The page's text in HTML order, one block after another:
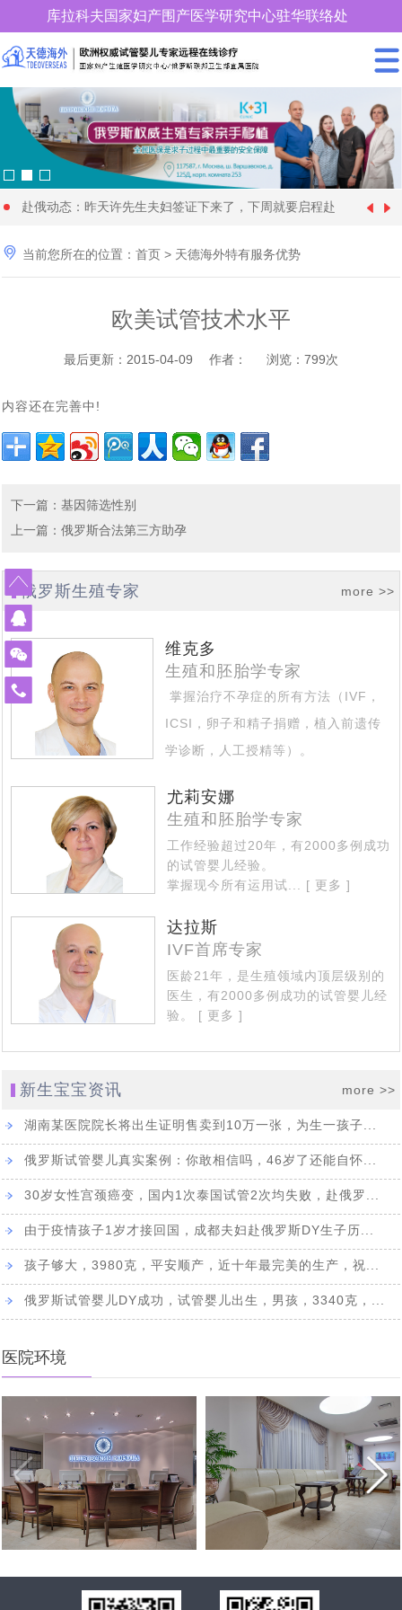
库拉科夫国家妇产围产医学研究中心驻华联络处
400-900-3185
赴俄动态：昨天许先生夫妇签证下来了，下周就要启程赴
[2024-09-20]
28 岁俄罗斯姑娘与57 岁的土耳其富商在格鲁吉亚代怀生
怀求子，现成功移植 [2024-08-28]
快要分娩了，马上8个月，俄罗斯试管婴儿机构开始为黄
女士找保姆了 [2024-08-11]
36岁单身女性赴俄罗斯找了一位同岁的代妈试管婴儿代怀
海外试管婴儿助孕有保障
孩子快6个月了，第一次真实看到了宝宝，中国的”父母很
激动 [2024-05-31]
对于女生结婚不愿生孩子，很多男生可以接受，但是不能
上个月赴俄罗斯试管婴儿助孕的陈先生的胚胎筛查结果出
来了， 5颗囊胚2颗过检（合格），2个男孩
有生育权 [2024-04-28]
南京夫妇赴俄罗斯试管婴儿求子，一边尝试自卵自怀一边
04-24]
已经能听到孩子心跳了
上周43岁陈先生夫妇赴俄罗斯试管婴儿求子，取得9颗卵
子8颗卵子成熟6颗成功受精5颗进入了囊胚阶段，超过了平均
水平 [2024-04-08]
血测HCG值为 398，上个月中旬赴俄罗斯要赴莫斯科做试
管婴儿一对常女士夫妇成功怀孕了 [2024-04-01]
刚刚检查显示胎儿已经三个月了，这对“夫妻”赴俄罗斯试
管助孕，男士在找卵妹借卵，女士找精卵银行借精 [2024-
03-25]
又有一波夫妻要赴俄罗斯做试管婴儿了，他们已经抵达了
莫斯科在做促排卵 [2024-03-18]
20多岁的小夫妻，国内试管婴儿移植5未着床，如果是你
该如何应对 [2024-03-13]
陕西姑娘与南京小伙赴俄罗斯自卵代孕上周已经完成取
卵，取12枚卵子，9枚成熟 ，期待后续胚胎培育结果
[2024-03-06]
今天收到白俄罗斯方面妊娠成功消息，又有一对90后南京
[2024-02-19]
什么能挡住我们为人父母的梦想_白俄罗斯代孕 [2024-01-
单身人群赴白俄罗斯代孕求子现状：买张机票就出发签证
都不用办_国外出生的孩子回出国上户口这样办 [2024-01-
外国人赴白俄罗斯代孕现状：法律是支持的，民众也是有
[2024-01-05]
莫斯科试管婴儿医院排名_在莫斯科的俄罗斯试管婴儿医
[2023-12-14]
白俄罗斯有启动免费预算体外受精计划，赴白俄罗斯做试
管婴儿或能省不少钱 [2023-12-11]
赴俄罗斯试管婴儿助孕的女性群体启动互帮模式：你帮我
挑代妈，我帮你看卵妹 [2023-11-17]
2023年中俄两国在加强经济贸易合作，同时还在医疗方面
签署医学领域合作意向书 [2023-11-02]
2023年11月10日正式落实中哈免签政策，为中国有赴海
外试管婴儿助孕需求的朋友带来福音 [2023-10-24]
43年杨女士今天进入试管婴儿周期，出现下腹部中度疼痛
公，孩子得要一个
做试管婴儿给我们带来了什么?45岁失独妈妈做俄罗斯试
管婴儿终好孕 [2023-07-12]
从千分之五到79.3%的活产率，俄罗斯第三代试管婴儿科
技助力实现双胞胎梦想 [2023-07-07]
我国已有100多万个“失独”家庭，俄罗斯代孕与试管婴儿合
力助孕生子抚慰失独之家 [2023-06-29]
格鲁吉亚格鲁吉亚总理提出禁止给外国人代孕，试管婴儿
技术备受关注 [2023-06-21]
北京姚女士夫妇带父赴俄罗斯做试管婴儿，一起见证解冻
06-13]
——试管婴儿与第三方代怀助您成功抱娃！ [2023-06-07]
改变命运！AMH仅为0.18的卵巢早衰女性，在俄罗斯试管
婴儿成功怀孕！ [2023-06-06]
北京31岁男子赴莫斯科做试管婴儿考察，俄罗斯代孕助孕
罗斯试管婴儿生个二胎三胎还来得及
单身女士想先赴俄罗斯试管婴儿取卵，承诺自己三年内如
赴俄罗斯试管助孕生宝宝 [2023-04-27]
从美国试管婴儿诊所再现冷藏设备故障事件，解说库拉科
夫国家妇产围产医学研究中如何科学监管冻卵/胚 [2023-
04-18]
单身大龄女性做试管婴儿求子历程与养娃生活写照分享
[2023-03-30]
中国朋友选择赴俄罗斯试管婴儿生子，为什么成功抱娃有
保障，特别是试管婴儿费用民众能负担得起 [2023-03-28]
中国朋友试管婴儿历程：俄罗斯试管婴儿只为实现父母梦
想而生 [2023-03-27]
美国夫妇也来俄罗斯代怀求子，没有人和钱过意不去，俄
[2023-03-14]
热点：“父子三人连接患癌”引社会关注，生殖专家介绍俄
 当前您所在的位置：首页 > 天德海外特有服务优势
欧美试管技术水平
最后更新：2015-04-09 作者： 浏览：799次
内容还在完善中!
下一篇 ：基因筛选性别
上一篇 ：俄罗斯合法第三方助孕
俄罗斯生殖专家 more >>
维克多
生殖和胚胎学专家
掌握治疗不孕症的所有方法（IVF，
ICSI，卵子和精子捐赠，植入前遗传
学诊断，人工授精等）。
杂情况... [ 更多 ]
尤莉安娜
生殖和胚胎学专家
工作经验超过20年，有2000多例成功
的试管婴儿经验。
掌握现今所有运用试... [ 更多 ]
达拉斯
IVF首席专家
医龄21年，是生殖领域内顶层级别的
医生，有2000多例成功的试管婴儿经
验。
[ 更多 ]
新生宝宝资讯 more >>
湖南某医院院长将出生证明售卖到10万一张，为生一孩子...
俄罗斯试管婴儿真实案例：你敢相信吗，46岁了还能自怀...
30岁女性宫颈癌变，国内1次泰国试管2次均失败，赴俄罗...
由于疫情孩子1岁才接回国，成都夫妇赴俄罗斯DY生子历...
孩子够大，3980克，平安顺产，近十年最完美的生产，祝...
俄罗斯试管婴儿DY成功，试管婴儿出生，男孩，3340克，...
医院环境
免
费
热
线
400-
900-
3185